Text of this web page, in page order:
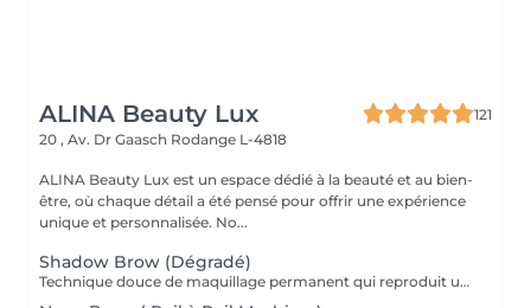
ALINA Beauty Lux
121
20 , Av. Dr Gaasch Rodange L-4818
ALINA Beauty Lux est un espace dédié à la beauté et au bien-
être, où chaque détail a été pensé pour offrir une expérience
unique et personnalisée. No...
Shadow Brow (Dégradé)
Technique douce de maquillage permanent qui reproduit un effet d'ombre naturelle sur le sourcil. Idéale pour redéfinir la forme, combler les zones clairsemées et obtenir un effet poudré élégant. Le résultat est léger, sans démarcation, parfaitement fondu à la peau. Tenue moyenne : 12 à 24 mois selon le type de peau et les soins. Résultat optimal : 2 séances (initiale + retouche à 46 semaines). Préparation obligatoire (24 h avant) : Aucune caféine (café, thé, boissons énergétiques, cola). Pas d'alcool. Éviter aspirine/ibuprofène/anti-inflammatoires, anticoagulants et compléments fluidifiants (oméga-3, ginkgo). Pas de sport intense le jour J. Pas de rétinol, acides ou peeling sur la zone pendant 7 jours. Contre-indications générales : Grossesse, allaitement. Troubles de coagulation, prise d'anticoagulants, chimiothérapie en cours. Diabète non contrôlé, maladies auto-immunes non stabilisées. Infections cutanées actives, dermatite, eczéma sur la zone. Allergies connues aux pigments, lidocaïne ou anesthésiques topiques. Roaccutane/isotrétinoïne dans les 612 derniers mois (selon avis médical). En cas de traitement médical, avis du médecin recommandé.